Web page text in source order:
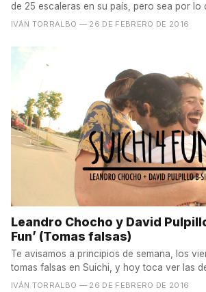
de 25 escaleras en su país, pero sea por lo
IVÁN TORRALBO — 26 DE FEBRERO DE 2016
Leandro Chocho y David
Fun’ (Tomas falsas)
Te avisamos a principios de semana, los
tomas falsas en Suichi, y hoy toca ver las
IVÁN TORRALBO — 26 DE FEBRERO DE 2016